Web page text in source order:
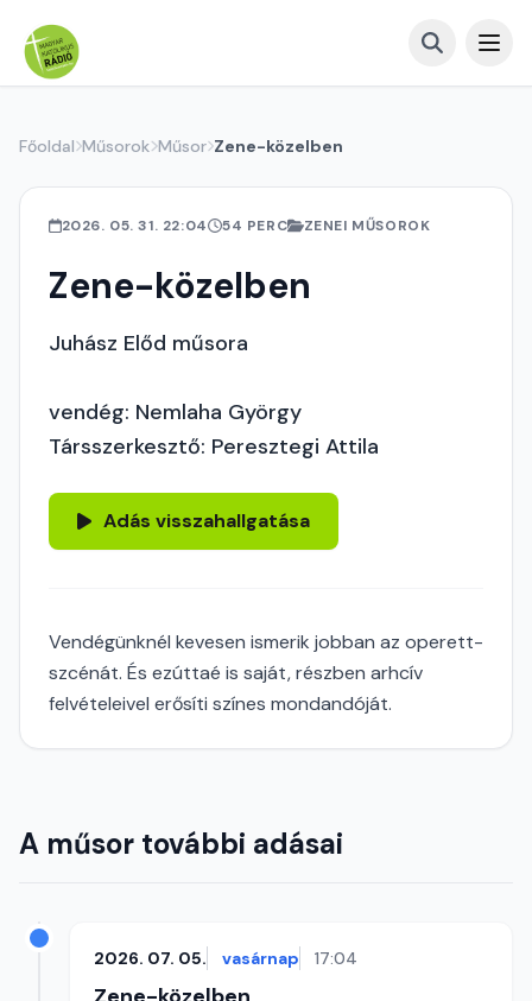
Főoldal Műsorok Műsor Zene-közelben
2026. 05. 31. 22:04 54 PERC ZENEI MŰSOROK
Zene-közelben
Juhász Előd műsora
vendég: Nemlaha György
Társszerkesztő: Peresztegi Attila
Adás visszahallgatása
Vendégünknél kevesen ismerik jobban az operett-
szcénát. És ezúttaé is saját, részben arhcív
felvételeivel erősíti színes mondandóját.
A műsor további adásai
2026. 07. 05. vasárnap 17:04